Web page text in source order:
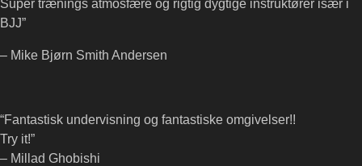
Super trænings atmosfære og rigtig dygtige instruktører især i
BJJ”
– Mike Bjørn Smith Andersen
“Fantastisk undervisning og fantastiske omgivelser!!
Try it!”
– Millad Ghobishi